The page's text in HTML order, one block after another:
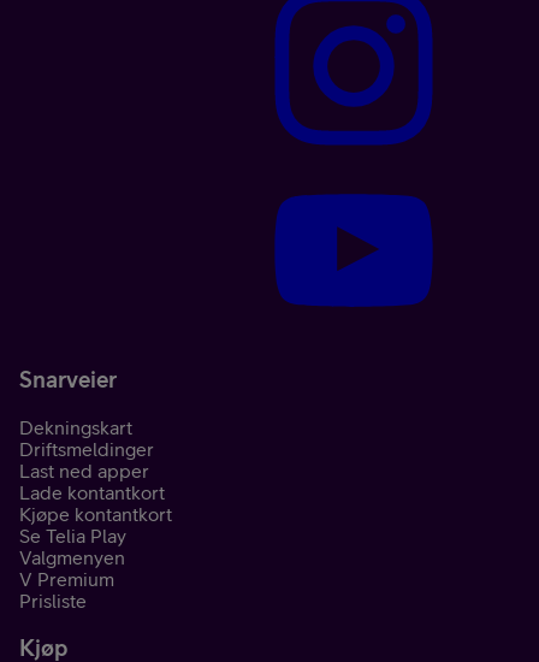
Snarveier
Dekningskart
Driftsmeldinger
Last ned apper
Lade kontantkort
Kjøpe kontantkort
Se Telia Play
Valgmenyen
V Premium
Prisliste
Kjøp